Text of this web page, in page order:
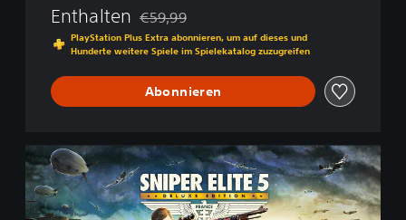
Enthalten Preisnachlass gegenüber dem Originalpreis
€59,99
PlayStation Plus Extra abonnieren, um auf dieses und
Hunderte weitere Spiele im Spielekatalog zuzugreifen
Abonnieren
D
e
l
u